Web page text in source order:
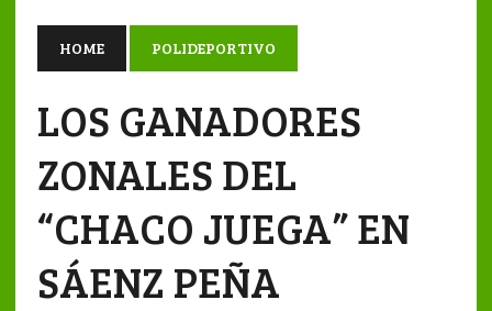
HOME POLIDEPORTIVO
LOS GANADORES
ZONALES DEL
“CHACO JUEGA” EN
SÁENZ PEÑA